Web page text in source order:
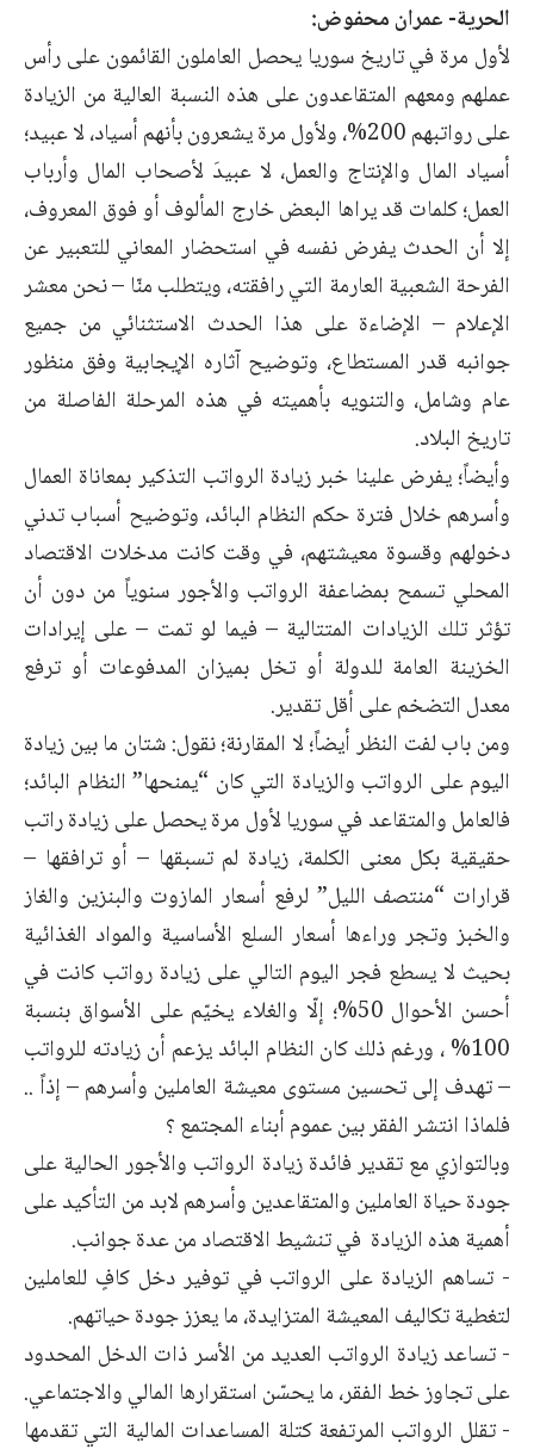
الحرية- عمران محفوض:
لأول مرة في تاريخ سوريا يحصل العاملون القائمون على رأس
عملهم ومعهم المتقاعدون على هذه النسبة العالية من الزيادة
على رواتبهم 200%، ولأول مرة يشعرون بأنهم أسياد، لا عبيد؛
أسياد المال والإنتاج والعمل، لا عبيدَ لأصحاب المال وأرباب
العمل؛ كلمات قد يراها البعض خارج المألوف أو فوق المعروف،
إلا أن الحدث يفرض نفسه في استحضار المعاني للتعبير عن
الفرحة الشعبية العارمة التي رافقته، ويتطلب منّا – نحن معشر
الإعلام – الإضاءة على هذا الحدث الاستثنائي من جميع
جوانبه قدر المستطاع، وتوضيح آثاره الإيجابية وفق منظور
عام وشامل، والتنويه بأهميته في هذه المرحلة الفاصلة من
تاريخ البلاد.
وأيضاً؛ يفرض علينا خبر زيادة الرواتب التذكير بمعاناة العمال
وأسرهم خلال فترة حكم النظام البائد، وتوضيح أسباب تدني
دخولهم وقسوة معيشتهم، في وقت كانت مدخلات الاقتصاد
المحلي تسمح بمضاعفة الرواتب والأجور سنوياً من دون أن
تؤثر تلك الزيادات المتتالية – فيما لو تمت – على إيرادات
الخزينة العامة للدولة أو تخل بميزان المدفوعات أو ترفع
معدل التضخم على أقل تقدير.
ومن باب لفت النظر أيضاً؛ لا المقارنة؛ نقول: شتان ما بين زيادة
اليوم على الرواتب والزيادة التي كان “يمنحها” النظام البائد؛
فالعامل والمتقاعد في سوريا لأول مرة يحصل على زيادة راتب
حقيقية بكل معنى الكلمة، زيادة لم تسبقها – أو ترافقها –
قرارات “منتصف الليل” لرفع أسعار المازوت والبنزين والغاز
والخبز وتجر وراءها أسعار السلع الأساسية والمواد الغذائية
بحيث لا يسطع فجر اليوم التالي على زيادة رواتب كانت في
أحسن الأحوال 50%؛ إلّا والغلاء يخيّم على الأسواق بنسبة
100% ، ورغم ذلك كان النظام البائد يزعم أن زيادته للرواتب
– تهدف إلى تحسين مستوى معيشة العاملين وأسرهم – إذاً ..
فلماذا انتشر الفقر بين عموم أبناء المجتمع ؟
وبالتوازي مع تقدير فائدة زيادة الرواتب والأجور الحالية على
جودة حياة العاملين والمتقاعدين وأسرهم لابد من التأكيد على
أهمية هذه الزيادة في تنشيط الاقتصاد من عدة جوانب.
‏- تساهم الزيادة على الرواتب في توفير دخل كافٍ للعاملين
لتغطية تكاليف المعيشة المتزايدة، ما يعزز جودة حياتهم.
‏- تساعد زيادة الرواتب العديد من الأسر ذات الدخل المحدود
على تجاوز خط الفقر، ما يحسّن استقرارها المالي والاجتماعي.
‏- تقلل الرواتب المرتفعة كتلة المساعدات المالية التي تقدمها